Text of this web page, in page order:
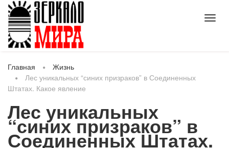
Главная
Жизнь
Лес уникальных “синих призраков” в Соединенных
Штатах. Какое явление
Лес уникальных
“синих призраков” в
Соединенных Штатах.